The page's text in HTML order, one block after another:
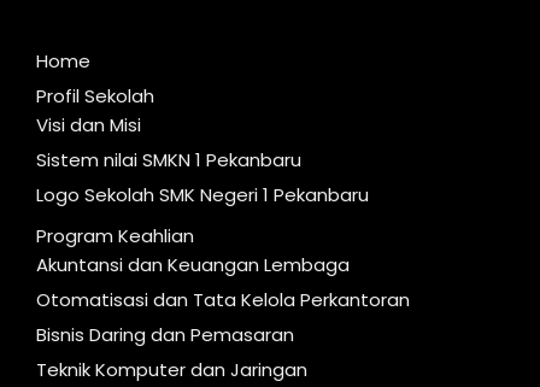
Home
Profil Sekolah
Visi dan Misi
Sistem nilai SMKN 1 Pekanbaru
Logo Sekolah SMK Negeri 1 Pekanbaru
Program Keahlian
Akuntansi dan Keuangan Lembaga
Otomatisasi dan Tata Kelola Perkantoran
Bisnis Daring dan Pemasaran
Teknik Komputer dan Jaringan